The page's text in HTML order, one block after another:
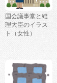
国会議事堂と総
理大臣のイラス
ト（女性）